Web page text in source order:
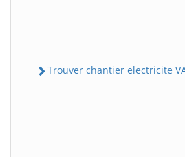
Trouver chantier electricite